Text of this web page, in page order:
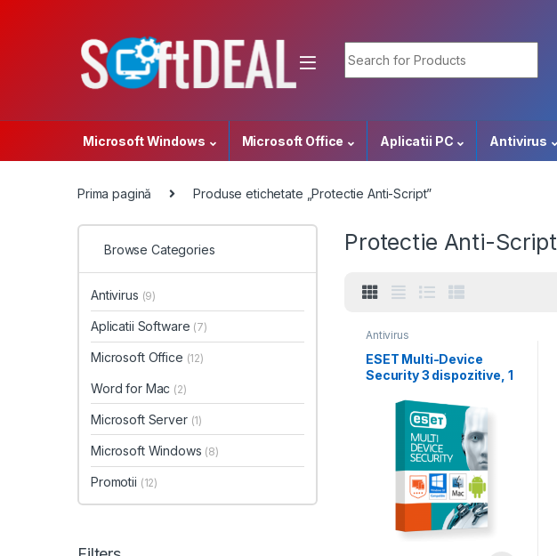
Microsoft Windows Microsoft Office Aplicatii PC Antivirus
Prima pagină Produse etichetate „Protectie Anti-Script”
Protectie Anti-Script
Antivirus
ESET Multi-Device
Security 3 dispozitive, 1
Browse Categories
Antivirus (9)
Aplicatii Software (7)
Microsoft Office (12)
Word for Mac (2)
Microsoft Server (1)
Microsoft Windows (8)
Promotii (12)